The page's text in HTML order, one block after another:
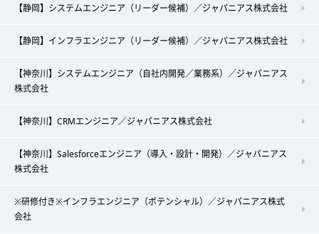
【静岡】システムエンジニア（リーダー候補）／ジャパニアス株式会社
【静岡】インフラエンジニア（リーダー候補）／ジャパニアス株式会社
【神奈川】システムエンジニア（自社内開発／業務系）／ジャパニアス
株式会社
【神奈川】CRMエンジニア／ジャパニアス株式会社
【神奈川】Salesforceエンジニア（導入・設計・開発）／ジャパニアス
株式会社
※研修付き※インフラエンジニア（ポテンシャル）／ジャパニアス株式
会社